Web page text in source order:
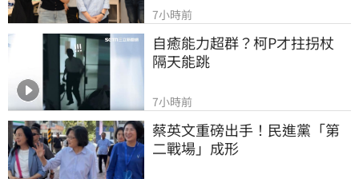
7小時前
自癒能力超群？柯P才拄拐杖
隔天能跳
7小時前
蔡英文重磅出手！民進黨「第
二戰場」成形